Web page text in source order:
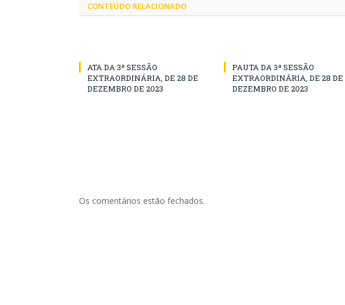
CONTEÚDO RELACIONADO
ATA DA 3ª SESSÃO
EXTRAORDINÁRIA, DE 28 DE
DEZEMBRO DE 2023
PAUTA DA 3ª SESSÃO
EXTRAORDINÁRIA, DE 28 DE
DEZEMBRO DE 2023
Os comentários estão fechados.